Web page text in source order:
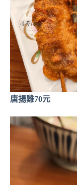
唐揚雞70元